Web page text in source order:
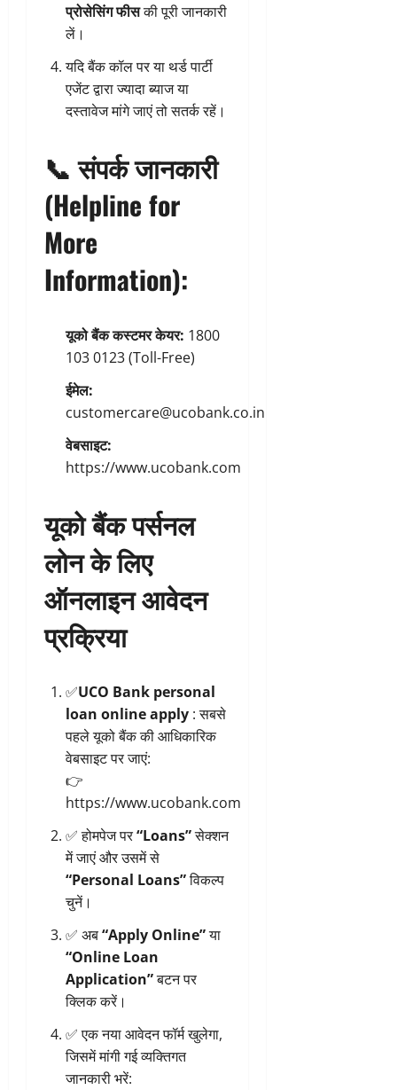
प्रोसेसिंग फीसकी पूरी जानकारी
लें।
यदि बैंक कॉल पर या थर्ड पार्टी
एजेंट द्वारा ज्यादा ब्याज या
दस्तावेज मांगे जाएं तो सतर्क रहें।
📞संपर्क जानकारी
(Helpline for
More
Information):
यूको बैंक कस्टमर केयर: 1800
103 0123 (Toll-Free)
ईमेल:
customercare@ucobank.co.in
वेबसाइट:
https://www.ucobank.com
यूको बैंक पर्सनल
लोन के लिए
ऑनलाइन आवेदन
प्रक्रिया
✅UCO Bank personal
loan online apply : सबसे
पहले यूको बैंक की आधिकारिक
वेबसाइट पर जाएं:
👉
https://www.ucobank.com
✅ होमपेज पर“Loans”सेक्शन
में जाएं और उसमें से
“Personal Loans”विकल्प
चुनें।
✅ अब“Apply Online”या
“Online Loan
Application”बटन पर
क्लिक करें।
✅ एक नया आवेदन फॉर्म खुलेगा,
जिसमें मांगी गई व्यक्तिगत
जानकारी भरें: